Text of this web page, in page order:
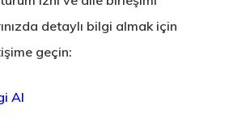
detaylı bilgi almak için
geçin:
Al
Golden Visa